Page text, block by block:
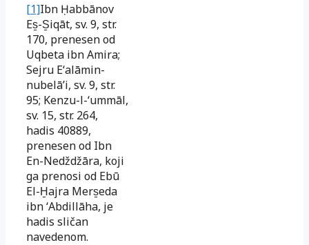
[1]Ibn Ḥabbānov
Es̱-S̱iqāt, sv. 9, str.
170, prenesen od
Uqbeta ibn Amira;
Sejru Eʻalāmin-
nubelāʼi, sv. 9, str.
95; Kenzu-l-ʻummāl,
sv. 15, str. 264,
hadis 40889,
prenesen od Ibn
En-Nedždžāra, koji
ga prenosi od Ebū
El-H̱ajra Mers̱eda
ibn ʻAbdillāha, je
hadis sličan
navedenom.